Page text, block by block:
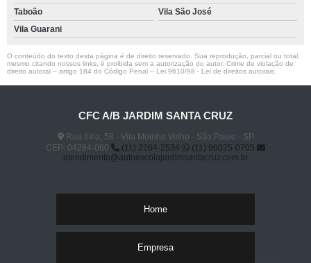
Taboão
Vila São José
Vila Guarani
O conteúdo do texto desta página é de direito reservado. Sua reprodução, parcial ou total,
mesmo citando nossos links, é proibida sem a autorização do autor. Crime de violação de
direito autoral – artigo 184 do Código Penal – Lei 9610/98 - Lei de direitos autorais
CFC A/B JARDIM SANTA CRUZ
Rua Ilíria, 58 - Vila Moinho Velho - São Paulo - SP
CEP: 04284-060
(11) 2264-2534
(11) 96025-0705
atendimento@autoescolajardimsantacruz.com.br
Home
Empresa